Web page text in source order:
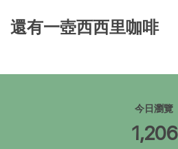
還有一壺西西里咖啡
今日瀏覽
1,206